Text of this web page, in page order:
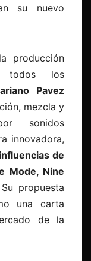
su nuevo
producción
todos los
Pavez
mezcla y
sonidos
innovadora,
de
Mode, Nine
propuesta
una carta
de la